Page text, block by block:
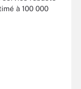
à 100 000